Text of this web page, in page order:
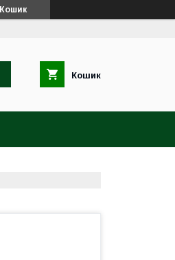
Кошик
Кошик